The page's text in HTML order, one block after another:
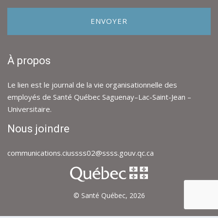
i
o
s
u
g
e
s
t
i
o
*
ENVOYER
À propos
Le lien est le journal de la vie organisationnelle des
employés de Santé Québec Saguenay–Lac-Saint-Jean –
Universitaire.
Nous joindre
communications.ciussss02@ssss.gouv.qc.ca
© Santé Québec, 2026